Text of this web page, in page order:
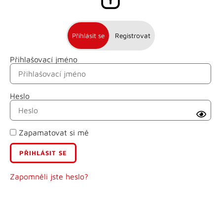
Přihlásit se Registrovat
Přihlašovací jméno
Heslo
Zapamatovat si mě
Zapomněli jste heslo?
Jméno
Příjmení
E-mail
Uživatelské jméno